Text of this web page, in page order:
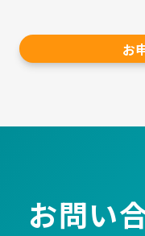
お
お問い